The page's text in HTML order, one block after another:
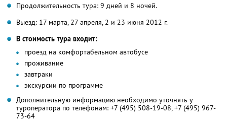
Продолжительность тура: 9 дней и 8 ночей.
Выезд: 17 марта, 27 апреля, 2 и 23 июня 2012 г.
В стоимость тура входит:
проезд на комфортабельном автобусе
проживание
завтраки
экскурсии по программе
Дополнительную информацию необходимо уточнять у
туроператора по телефонам: +7 (495) 508-19-08, +7 (495) 967-
73-64